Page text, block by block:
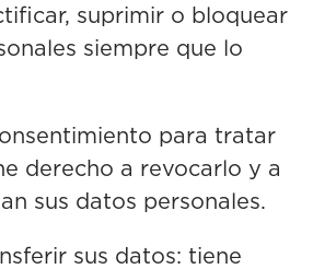
suprimir o bloquear
siempre que lo
para tratar
derecho a revocarlo y a
sus datos personales.
sus datos: tiene